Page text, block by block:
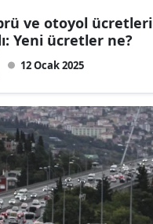
ve otoyol ücretleri
Yeni ücretler ne?
12 Ocak 2025